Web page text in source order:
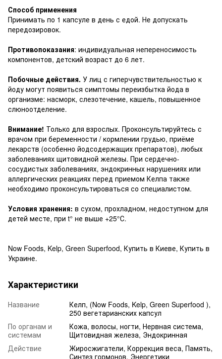
Способ применения
Принимать по 1 капсуле в день с едой. Не допускать
передозировок.
Противопоказания: индивидуальная непереносимость
компонентов, детский возраст до 6 лет.
Побочные действия. У лиц с гиперчувствительностью к
йоду могут появиться симптомы переизбытка йода в
организме: насморк, слезотечение, кашель, повышенное
слюноотделение.
Внимание! Только для взрослых. Проконсультируйтесь с
врачом при беременности / кормлении грудью, приёме
лекарств (особенно йодсодержащих препаратов), любых
заболеваниях щитовидной железы. При сердечно-
сосудистых заболеваниях, эндокринных нарушениях или
аллергических реакциях перед приемом Келпа также
необходимо проконсультироваться со специалистом.
Условия хранения: в сухом, прохладном, недоступном для
детей месте, при t° не выше +25°С.
Now Foods, Kelp, Green Superfood, Купить в Киеве, Купить в
Украине.
Характеристики
Название
Келп, (Now Foods, Kelp, Green Superfood ),
250 вегетарианских капсул
По органам и
системам
Кожа, волосы, ногти, Нервная система,
Щитовидная железа, Эндокринная
Действие
Жиросжигатели, Коррекция веса, Память,
Синтез гормонов, Энергетики